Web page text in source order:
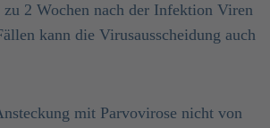
zu 2 Wochen nach der Infektion Viren
kann die Virusausscheidung auch
mit Parvovirose nicht von